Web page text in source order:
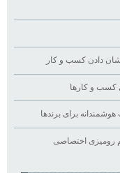
دادن کسب ‌و کار
کسب ‌و کارها